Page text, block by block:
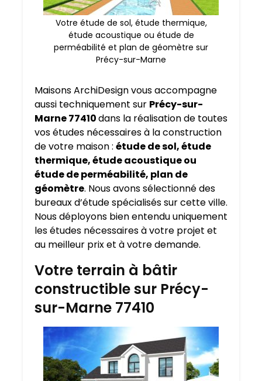
Votre étude de sol, étude thermique,
étude acoustique ou étude de
perméabilité et plan de géomètre sur
Précy-sur-Marne
Maisons ArchiDesign vous accompagne
aussi techniquement sur Précy-sur-
Marne 77410dans la réalisation de toutes
vos études nécessaires à la construction
de votre maison : étude de sol, étude
thermique, étude acoustique ou
étude de perméabilité, plan de
géomètre. Nous avons sélectionné des
bureaux d’étude spécialisés sur cette ville.
Nous déployons bien entendu uniquement
les études nécessaires à votre projet et
au meilleur prix et à votre demande.
Votre terrain à bâtir
constructible sur Précy-
sur-Marne 77410